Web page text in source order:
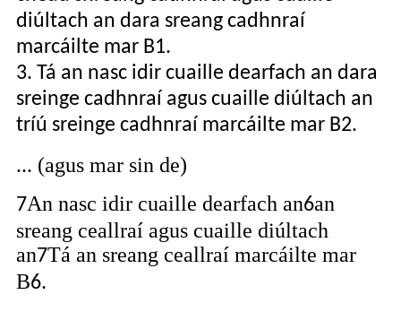
diúltach an dara sreang cadhnraí
marcáilte mar B1.
3. Tá an nasc idir cuaille dearfach an dara
sreinge cadhnraí agus cuaille diúltach an
tríú sreinge cadhnraí marcáilte mar B2.
... (agus mar sin de)
7An nasc idir cuaille dearfach an6an
sreang ceallraí agus cuaille diúltach
an7Tá an sreang ceallraí marcáilte mar
B6.